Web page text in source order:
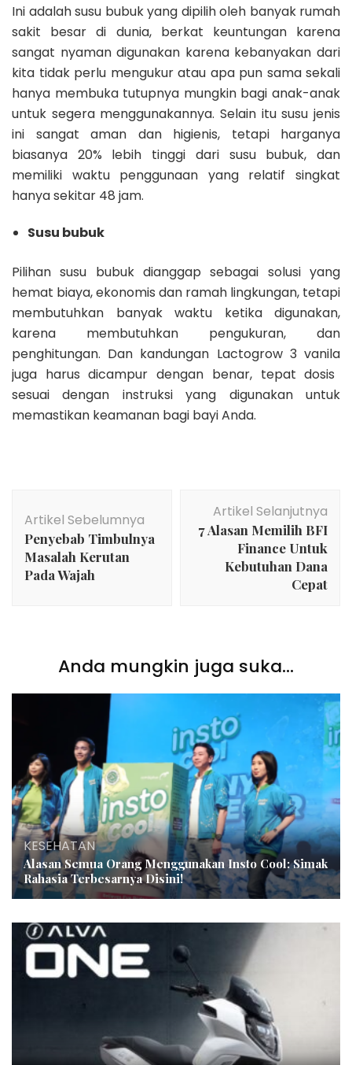
Ini adalah susu bubuk yang dipilih oleh banyak rumah
sakit besar di dunia, berkat keuntungan karena
sangat nyaman digunakan karena kebanyakan dari
kita tidak perlu mengukur atau apa pun sama sekali
hanya membuka tutupnya mungkin bagi anak-anak
untuk segera menggunakannya. Selain itu susu jenis
ini sangat aman dan higienis, tetapi harganya
biasanya 20% lebih tinggi dari susu bubuk, dan
memiliki waktu penggunaan yang relatif singkat
hanya sekitar 48 jam.
Susu bubuk
Pilihan susu bubuk dianggap sebagai solusi yang
hemat biaya, ekonomis dan ramah lingkungan, tetapi
membutuhkan banyak waktu ketika digunakan,
karena membutuhkan pengukuran, dan
penghitungan. Dan kandungan Lactogrow 3 vanila
juga harus dicampur dengan benar, tepat dosis
sesuai dengan instruksi yang digunakan untuk
memastikan keamanan bagi bayi Anda.
Artikel
Artikel Sebelumnya
Penyebab Timbulnya
Masalah Kerutan
Pada Wajah
Artikel Selanjutnya
7 Alasan Memilih BFI
Finance Untuk
Kebutuhan Dana
Cepat
Anda mungkin juga suka...
KESEHATAN
Alasan Semua Orang Menggunakan Insto Cool: Simak
Rahasia Terbesarnya Disini!